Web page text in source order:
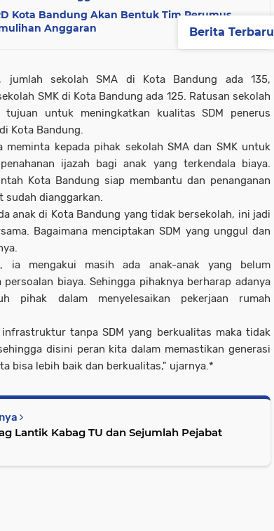
Kota Bandung Akan Bentuk Tim Perumus
Anggaran
jumlah sekolah SMA di Kota Bandung ada 135,
SMK di Kota Bandung ada 125. Ratusan sekolah
tujuan untuk meningkatkan kualitas SDM penerus
Kota Bandung.
meminta kepada pihak sekolah SMA dan SMK untuk
ijazah bagi anak yang terkendala biaya.
Kota Bandung siap membantu dan penanganan
sudah dianggarkan.
anak di Kota Bandung yang tidak bersekolah, ini jadi
Bagaimana menciptakan SDM yang unggul dan
ia mengakui masih ada anak-anak yang belum
persoalan biaya. Sehingga pihaknya berharap adanya
pihak dalam menyelesaikan pekerjaan rumah
infrastruktur tanpa SDM yang berkualitas maka tidak
disini peran kita dalam memastikan generasi
bisa lebih baik dan berkualitas," ujarnya.*
Lantik Kabag TU dan Sejumlah Pejabat
Berita Terbaru